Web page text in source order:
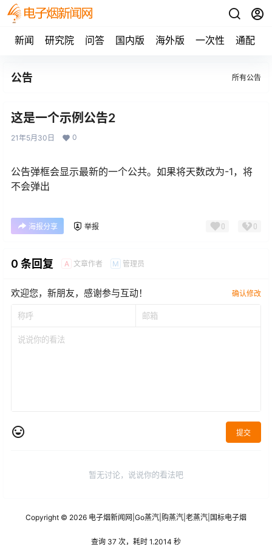
新闻 研究院 问答 国内版 海外版 一次性 通配
公告 所有公告
这是一个示例公告2
21年5月30日 0
公告弹框会显示最新的一个公共。如果将天数改为-1，将
不会弹出
海报分享 举报 0 0
0 条回复 A 文章作者 M 管理员
欢迎您，新朋友，感谢参与互动！ 确认修改
提交
暂无讨论，说说你的看法吧
Copyright © 2026 电子烟新闻网 Go蒸汽 购蒸汽 老蒸汽 国标电子烟
查询 37 次，耗时 1.2014 秒